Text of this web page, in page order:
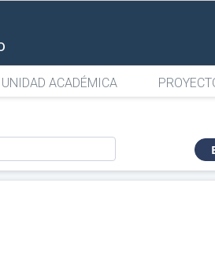
UNIDAD ACADÉMICA